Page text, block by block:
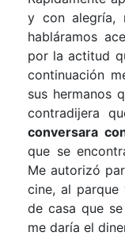
y con alegría,
habláramos
por la actitud
continuación
sus hermanos
contradijera
conversara
que se
Me autorizó
cine, al
de casa que
me daría el